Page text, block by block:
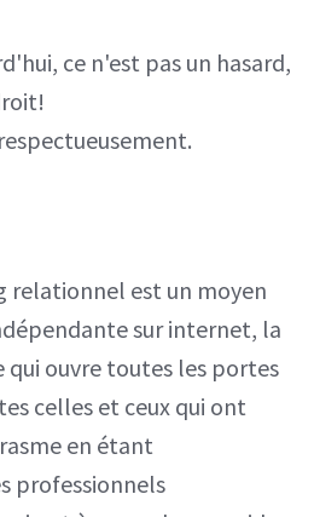
ce n'est pas un hasard,
relationnel est un moyen
sur internet, la
ouvre toutes les portes
celles et ceux qui ont
en étant
professionnels